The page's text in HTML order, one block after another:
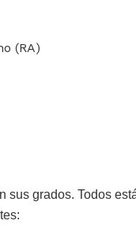
(RA)
sus grados. Todos